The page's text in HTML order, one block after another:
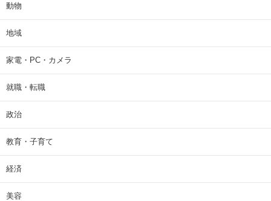
動物
地域
家電・PC・カメラ
就職・転職
政治
教育・子育て
経済
美容